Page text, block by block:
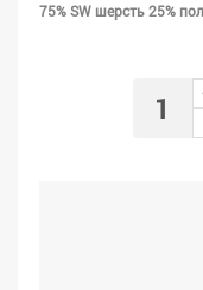
75% SW шерсть 25%